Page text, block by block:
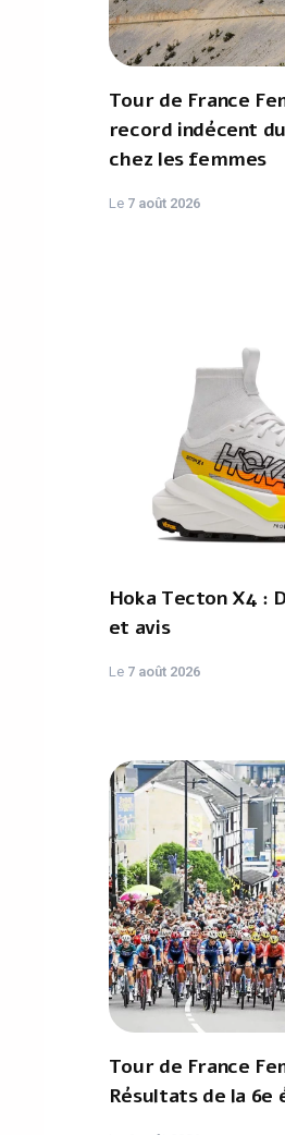
Tour de France
record indécent
chez les femmes
Le 7 août 2026
Hoka Tecton X4 :
et avis
Le 7 août 2026
Tour de France
Résultats de la